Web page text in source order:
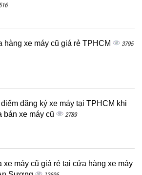
hàng xe máy cũ giá rẻ TPHCM 3795
đăng ký xe máy tại TPHCM khi
bán xe máy cũ
2789
xe máy cũ giá rẻ tại cửa hàng xe máy